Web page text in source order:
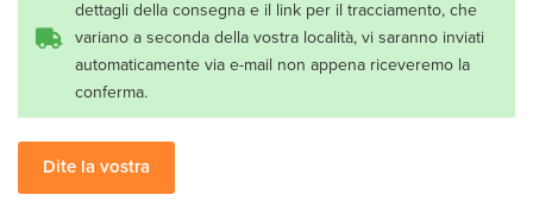
dettagli della consegna e il link per il tracciamento, che
variano a seconda della vostra località, vi saranno inviati
automaticamente via e-mail non appena riceveremo la
conferma.
Dite la vostra